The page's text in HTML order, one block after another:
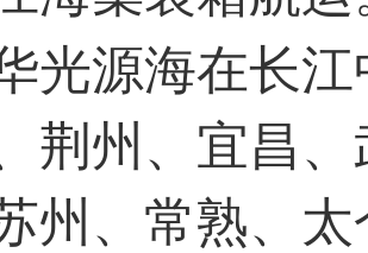
光源海在长
荆州、宜昌
州、常熟、